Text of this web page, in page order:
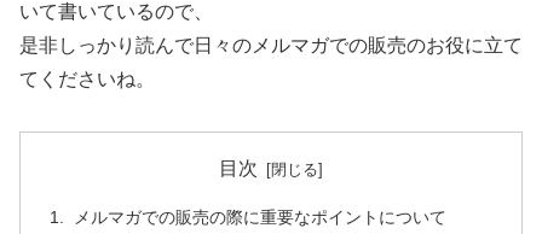
いて書いているので、
是非しっかり読んで日々のメルマガでの販売のお役に立て
てくださいね。
目次
メルマガでの販売の際に重要なポイントについて